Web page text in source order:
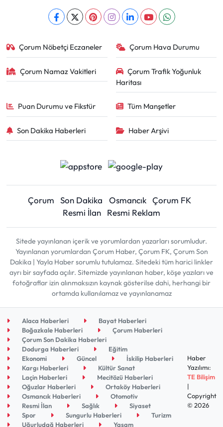
Çorum Nöbetçi Eczaneler Çorum Hava Durumu
Çorum Namaz Vakitleri
Çorum Trafik Yoğunluk
Haritası
Puan Durumu ve Fikstür Tüm Manşetler
Son Dakika Haberleri Haber Arşivi
Çorum Son Dakika Osmancık Çorum FK
Resmi İlan
Resmi Reklam
Sitede yayınlanan içerik ve yorumlardan yazarları sorumludur.
Yayınlanan yorumlardan Çorum Haber, Çorum FK, Çorum Son
Dakika | Yayla Haber sorumlu tutulamaz. Sitedeki tüm harici linkler
ayrı bir sayfada açılır. Sitemizde yayınlanan haber, köşe yazıları ve
fotoğraflar izin alınmaksızın kaynak gösterilse dahi, herhangi bir
ortamda kullanılamaz ve yayınlanamaz
Alaca Haberleri
Bayat Haberleri
Boğazkale Haberleri
Çorum Haberleri
Çorum Son Dakika Haberleri
Dodurga Haberleri
Eğitim
Ekonomi
Güncel
İskilip Haberleri
Kargı Haberleri
Kültür Sanat
Laçin Haberleri
Mecitözü Haberleri
Oğuzlar Haberleri
Ortaköy Haberleri
Osmancık Haberleri
Otomotiv
Resmi İlan
Sağlık
Siyaset
Spor
Sungurlu Haberleri
Turizm
Uğurludağ Haberleri
Yaşam
Haber
Yazılımı:
TE Bilişim
|
Copyright
© 2026